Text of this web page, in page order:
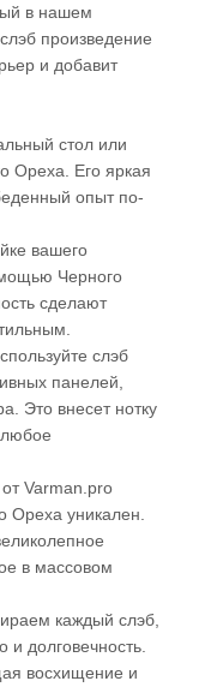
в нашем
произведение
и добавит
стол или
Ореха. Его яркая
опыт по-
вашего
Черного
сделают
слэб
панелей,
Это внесет нотку
любое
Varman.pro
Ореха уникален.
в массовом
каждый слэб,
и долговечность.
восхищение и